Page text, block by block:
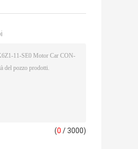
(0 / 3000)